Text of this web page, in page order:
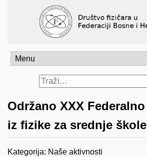
Održano XXX
iz fizike za srednje škole
Kategorija: Naše aktivnosti